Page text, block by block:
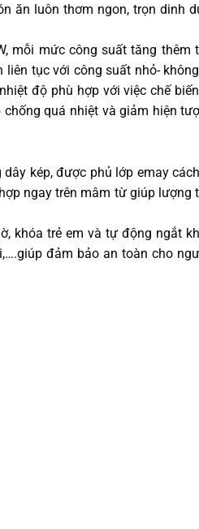
ăn luôn thơm ngon, trọn dinh
mỗi mức công suất tăng thêm
liên tục với công suất nhỏ-
độ phù hợp với việc chế
quá nhiệt và giảm hiện
kép, được phủ lớp emay
ngay trên mâm từ giúp lượng
khóa trẻ em và tự động ngắt
đảm bảo an toàn cho